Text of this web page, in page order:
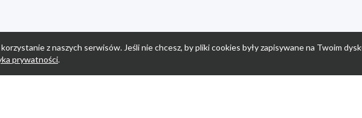
z naszych serwisów. Jeśli nie chcesz, by pliki cookies były zapisywane na Twoim
prywatności.